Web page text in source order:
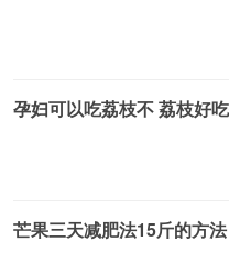
孕妇可以吃荔枝不 荔枝好
芒果三天减肥法15斤的方